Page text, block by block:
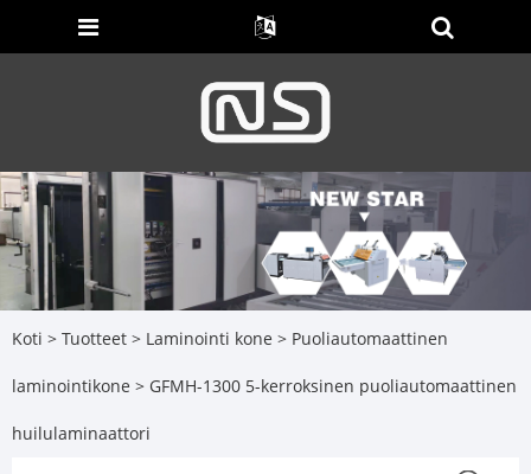
Koti > Tuotteet > Laminointi kone > Puoliautomaattinen
laminointikone > GFMH-1300 5-kerroksinen puoliautomaattinen
huilulaminaattori